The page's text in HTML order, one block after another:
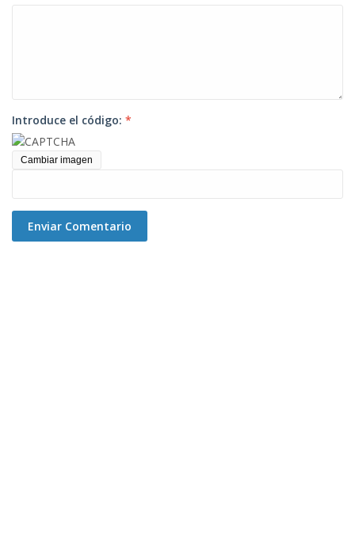
Introduce el código: *
Cambiar imagen
Enviar Comentario